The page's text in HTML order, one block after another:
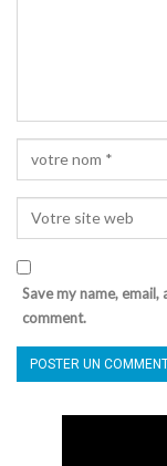
Save my name,
comment.